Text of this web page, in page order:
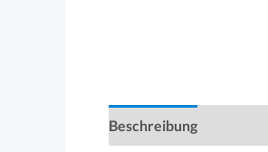
Beschreibung